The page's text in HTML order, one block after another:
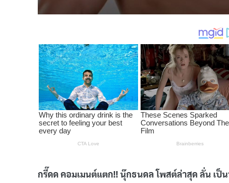
กรี๊ดด คอมเมนต์แตก!! นุ๊กธนดล โพสต์ล่าสุด ลั่น เ